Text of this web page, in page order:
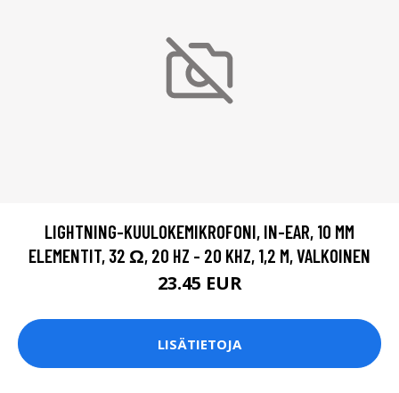
LIGHTNING-KUULOKEMIKROFONI, IN-EAR, 10 MM
ELEMENTIT, 32 Ω, 20 HZ - 20 KHZ, 1,2 M, VALKOINEN
23.45 EUR
LISÄTIETOJA